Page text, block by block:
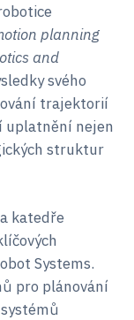
planning
and
svého
trajektorií
uplatnění nejen
struktur
katedře
Systems.
pro plánování